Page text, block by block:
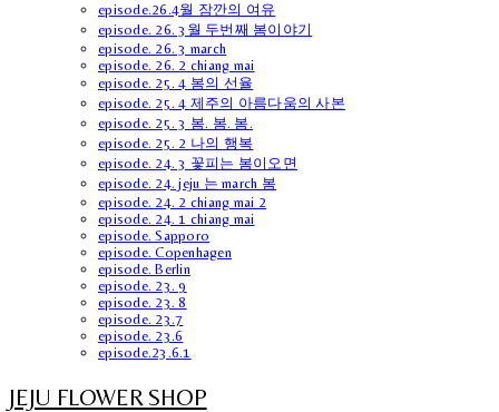
episode.26.4월 잠깐의 여유
episode. 26. 3월 두번째 봄이야기
episode. 26. 3 march
episode. 26. 2 chiang mai
episode. 25. 4 봄의 선율
episode. 25. 4 제주의 아름다움의 사본
episode. 25. 3 봄. 봄. 봄.
episode. 25. 2 나의 행복
episode. 24. 3 꽃피는 봄이오면
episode. 24. jeju 는 march 봄
episode. 24. 2 chiang mai 2
episode. 24. 1 chiang mai
episode. Sapporo
episode. Copenhagen
episode. Berlin
episode. 23. 9
episode. 23. 8
episode. 23.7
episode. 23.6
episode.23.6.1
JEJU FLOWER SHOP